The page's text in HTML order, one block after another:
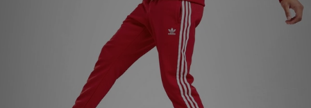
LOCALIZADOR DE LOJAS